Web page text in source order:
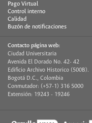
Pago Virtual
Control interno
Calidad
Buzón de notificaciones
Contacto página web:
Ciudad Universitaria
Avenida El Dorado No. 42- 42
Edificio Archivo Historico (500B).
Bogotá D.C., Colombia
Conmutador: (+57-1) 316 5000
Extensión: 19243 - 19246